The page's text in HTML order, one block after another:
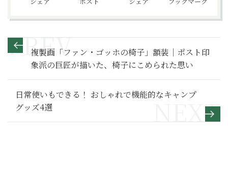
複製画「ファン・ゴッホの椅子」額装｜ポスト印
象派の巨匠が描いた、椅子にこめられた思い
日常使いもできる！ おしゃれで機能的なキャンプ
グッズ4選